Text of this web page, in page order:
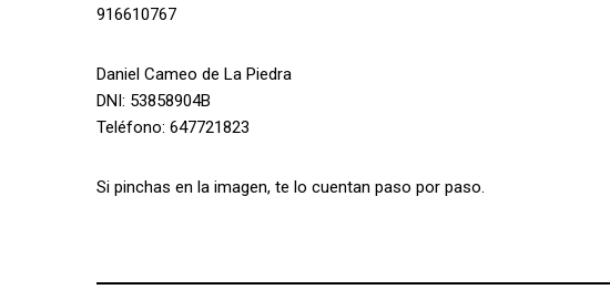
916610767
Daniel Cameo de La Piedra
DNI: 53858904B
Teléfono: 647721823
Si pinchas en la imagen, te lo cuentan paso por paso.